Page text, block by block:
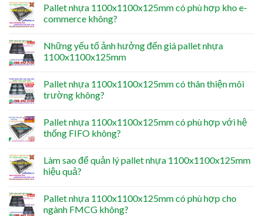
Pallet nhựa 1100x1100x125mm có phù hợp kho e-
commerce không?
Những yếu tố ảnh hưởng đến giá pallet nhựa
1100x1100x125mm
Pallet nhựa 1100x1100x125mm có thân thiện môi
trường không?
Pallet nhựa 1100x1100x125mm có phù hợp với hệ
thống FIFO không?
Làm sao để quản lý pallet nhựa 1100x1100x125mm
hiệu quả?
Pallet nhựa 1100x1100x125mm có phù hợp cho
ngành FMCG không?